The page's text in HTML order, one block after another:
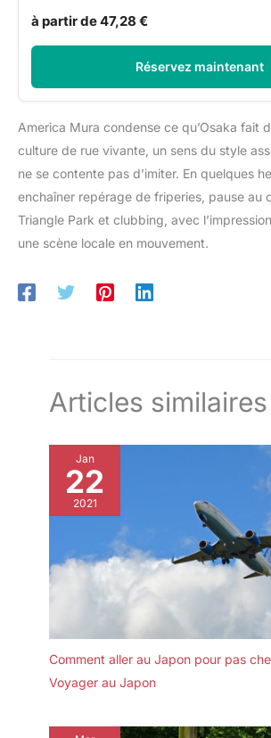
à partir de 47,28 €
Réservez maintenant
America Mura condense ce qu’Osaka fait
culture de rue vivante, un sens du style
ne se contente pas d’imiter. En quelques
enchaîner repérage de friperies, pause au
Triangle Park et clubbing, avec
une scène locale en mouvement.
Articles similaires
Jan
22
2021
Comment aller au Japon pour pas
Voyager au Japon